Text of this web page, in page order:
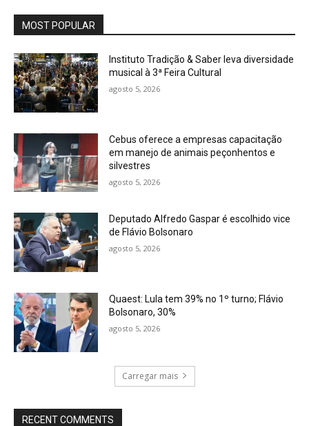
MOST POPULAR
Instituto Tradição & Saber leva diversidade
musical à 3ª Feira Cultural
agosto 5, 2026
Cebus oferece a empresas capacitação
em manejo de animais peçonhentos e
silvestres
agosto 5, 2026
Deputado Alfredo Gaspar é escolhido vice
de Flávio Bolsonaro
agosto 5, 2026
Quaest: Lula tem 39% no 1º turno; Flávio
Bolsonaro, 30%
agosto 5, 2026
Carregar mais
RECENT COMMENTS